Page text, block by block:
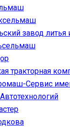
завод литья
тракторная
Сервис